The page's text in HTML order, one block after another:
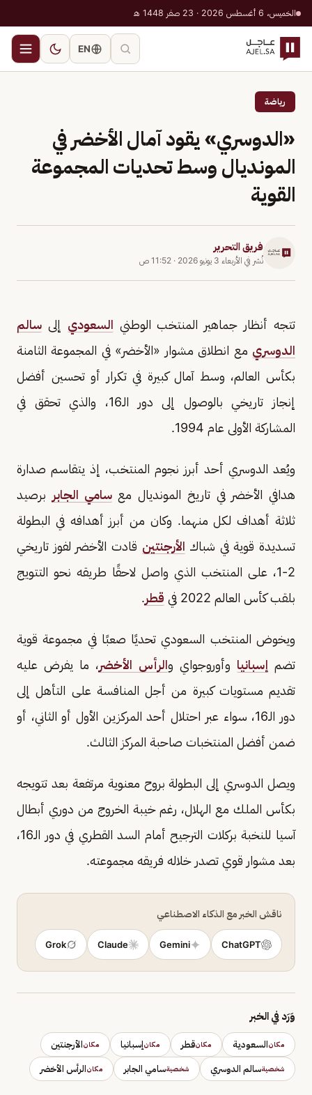
الخميس، 6 أغسطس 2026 · 23 صفر 1448 هـ
EN
رياضة
«الدوسري» يقود آمال الأخضر في
المونديال وسط تحديات المجموعة
القوية
فريق التحرير
نُشر في الأربعاء 3 يونيو 2026 · 11:52 ص
تتجه أنظار جماهير المنتخب الوطني السعودي إلى سالم
الدوسري مع انطلاق مشوار «الأخضر» في المجموعة الثامنة
بكأس العالم، وسط آمال كبيرة في تكرار أو تحسين أفضل
إنجاز تاريخي بالوصول إلى دور الـ16، والذي تحقق في
المشاركة الأولى عام 1994.
ويُعد الدوسري أحد أبرز نجوم المنتخب، إذ يتقاسم صدارة
هدافي الأخضر في تاريخ المونديال معسامي الجابر برصيد
ثلاثة أهداف لكل منهما. وكان من أبرز أهدافه في البطولة
تسديدة قوية في شباك الأرجنتين قادت الأخضر لفوز تاريخي
2-1، على المنتخب الذي واصل لاحقًا طريقه نحو التتويج
بلقب كأس العالم 2022 في
قطر.
ويخوض المنتخب السعودي تحديًا صعبًا في مجموعة قوية
تضم إسبانيا وأوروجواي والرأس الأخضر، ما يفرض عليه
تقديم مستويات كبيرة من أجل المنافسة على التأهل إلى
دور الـ16، سواء عبر احتلال أحد المركزين الأول أو الثاني، أو
ضمن أفضل المنتخبات صاحبة المركز الثالث.
ويصل الدوسري إلى البطولة بروح معنوية مرتفعة بعد تتويجه
بكأس الملك مع الهلال، رغم خيبة الخروج من دوري أبطال
آسيا للنخبة بركلات الترجيح أمام السد القطري في دور الـ16،
بعد مشوار قوي تصدر خلاله فريقه مجموعته.
ناقش الخبر مع الذكاء الاصطناعي
ChatGPT
Gemini
Claude
Grok
وَرَد في الخبر
مكانالسعودية مكانقطر مكانإسبانيا مكانالأرجنتين
شخصيةسالم الدوسري شخصيةسامي الجابر مكانالرأس الأخضر